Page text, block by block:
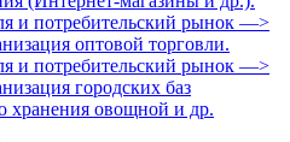
и потребительский рынок —>
оптовой торговли.
и потребительский рынок —>
городских баз
хранения овощной и др.